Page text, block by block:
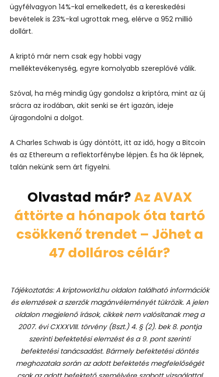
ügyfélvagyon 14%-kal emelkedett, és a kereskedési
bevételek is 23%-kal ugrottak meg, elérve a 952 millió
dollárt.
A kriptó már nem csak egy hobbi vagy
melléktevékenység, egyre komolyabb szereplővé válik.
Szóval, ha még mindig úgy gondolsz a kriptóra, mint az új
srácra az irodában, akit senki se ért igazán, ideje
újragondolni a dolgot.
A Charles Schwab is úgy döntött, itt az idő, hogy a Bitcoin
és az Ethereum a reflektorfénybe lépjen. És ha ők lépnek,
talán nekünk sem árt figyelni.
Olvastad már?Az AVAX
áttörte a hónapok óta tartó
csökkenő trendet – Jöhet a
47 dolláros célár?
Tájékoztatás: A kriptoworld.hu oldalon található információk
és elemzések a szerzők magánvéleményét tükrözik. A jelen
oldalon megjelenő írások, cikkek nem valósítanak meg a
2007. évi CXXXVIII. törvény (Bszt.) 4. § (2). bek 8. pontja
szerinti befektetési elemzést és a 9. pont szerinti
befektetési tanácsadást. Bármely befektetési döntés
meghozatala során az adott befektetés megfelelőségét